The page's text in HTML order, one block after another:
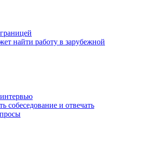
найти работу в зарубежной
собеседование и отвечать